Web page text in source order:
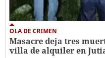
OLA DE CRIMEN
Masacre deja tres
villa de alquiler en